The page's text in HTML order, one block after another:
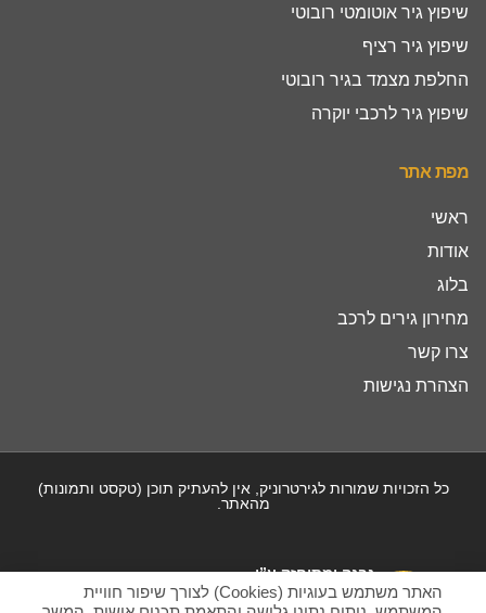
שיפוץ גיר אוטומטי רובוטי
שיפוץ גיר רציף
החלפת מצמד בגיר רובוטי
שיפוץ גיר לרכבי יוקרה
מפת אתר
ראשי
אודות
בלוג
מחירון גירים לרכב
צרו קשר
הצהרת נגישות
כל הזכויות שמורות לגירטרוניק, אין להעתיק תוכן (טקסט ותמונות)
מהאתר.
נבנה ומתוחזק ע”י
האתר משתמש בעוגיות (Cookies) לצורך שיפור חוויית